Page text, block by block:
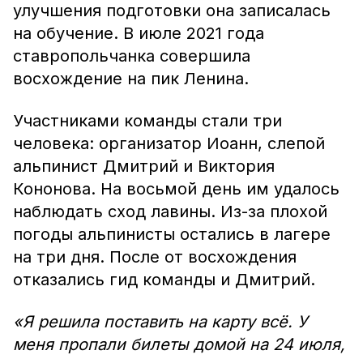
улучшения подготовки она записалась
на обучение. В июле 2021 года
ставропольчанка совершила
восхождение на пик Ленина.
Участниками команды стали три
человека: организатор Иоанн, слепой
альпинист Дмитрий и Виктория
Кононова. На восьмой день им удалось
наблюдать сход лавины. Из-за плохой
погоды альпинисты остались в лагере
на три дня. После от восхождения
отказались гид команды и Дмитрий.
«Я решила поставить на карту всё. У
меня пропали билеты домой на 24 июля,